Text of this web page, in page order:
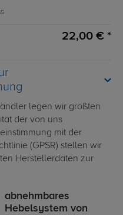
22,00 € *
legen wir größten
der von uns
mit der
(GPSR) stellen wir
Herstellerdaten zur
abnehmbares
Hebelsystem von